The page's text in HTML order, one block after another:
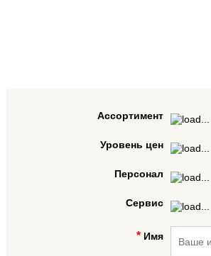
Ассортимент
Уровень цен
Персонал
Сервис
Имя